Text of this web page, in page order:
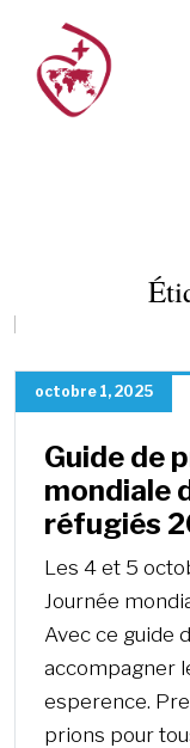
octobre 1, 2025
Guide de
mondiale
réfugiés
Les 4 et 5
Journée
Avec ce guide
accompagner
esperence.
prions pour